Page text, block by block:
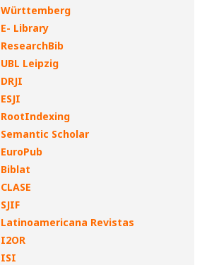
Württemberg
E- Library
ResearchBib
UBL Leipzig
DRJI
ESJI
RootIndexing
Semantic Scholar
EuroPub
Biblat
CLASE
SJIF
Latinoamericana Revistas
I2OR
ISI